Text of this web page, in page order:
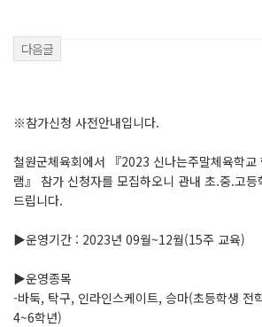
다음글
※참가신청 사전안내입니다.
철원군체육회에서 『2023 신나는주말체육학교
램』 참가 신청자를 모집하오니 관내 초.중.고
드립니다.
▶운영기간 : 2023년 09월~12월(15주 교육)
▶운영종목
-바둑, 탁구, 인라인스케이트, 승마(초등학생 전
4~6학년)